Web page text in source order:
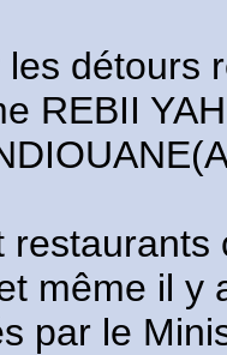
détours
REBII
même il y
par le